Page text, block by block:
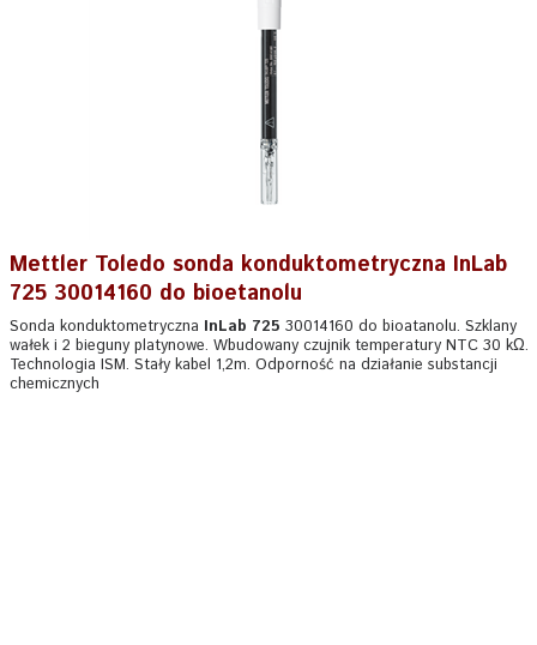
Mettler Toledo sonda konduktometryczna InLab
725 30014160 do bioetanolu
Sonda konduktometryczna InLab 725 30014160 do bioatanolu. Szklany
wałek i 2 bieguny platynowe. Wbudowany czujnik temperatury NTC 30 kΩ.
Technologia ISM. Stały kabel 1,2m. Odporność na działanie substancji
chemicznych